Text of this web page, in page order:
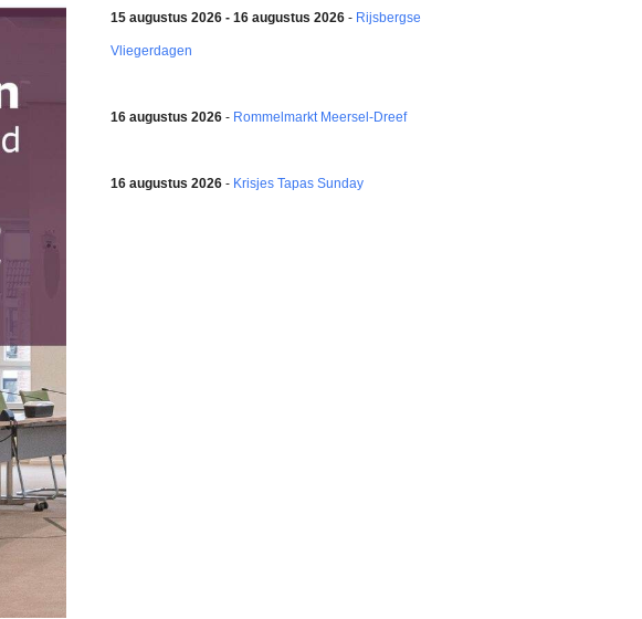
15 augustus 2026 - 16 augustus 2026- Rijsbergse
Vliegerdagen
16 augustus 2026- Rommelmarkt Meersel-Dreef
16 augustus 2026- Krisjes Tapas Sunday